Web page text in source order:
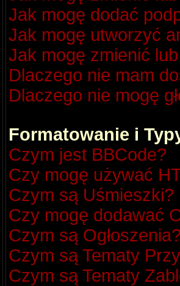
Jak mogę dodać
Jak mogę utworzyć
Jak mogę zmienić
Dlaczego nie mam
Dlaczego nie mogę
Formatowanie i
Czym jest BBCode?
Czy mogę używać
Czym są Uśmieszki?
Czy mogę dodawać
Czym są Ogłoszenia?
Czym są Tematy
Czym są Tematy